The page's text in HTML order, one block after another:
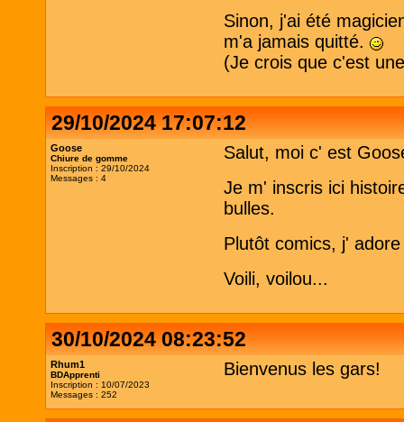
Sinon, j'ai été
m'a jamais quitté.
(Je crois que c'est
29/10/2024 17:07:12
Goose
Chiure de gomme
Inscription : 29/10/2024
Messages : 4
Salut, moi c' est
Je m' inscris ici
bulles.
Plutôt comics, j'
Voili, voilou...
30/10/2024 08:23:52
Rhum1
BDApprenti
Inscription : 10/07/2023
Messages : 252
Bienvenus les gars!